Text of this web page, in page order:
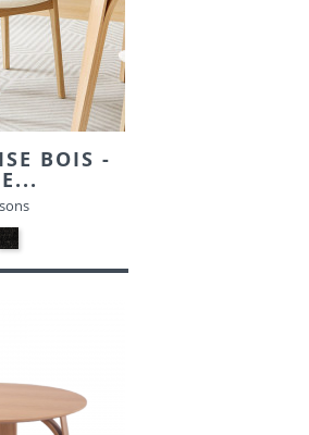
BOIS -
24-
Noir
-